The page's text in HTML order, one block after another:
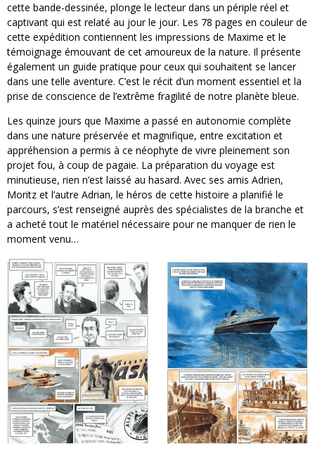
cette bande-dessinée, plonge le lecteur dans un périple réel et
captivant qui est relaté au jour le jour. Les 78 pages en couleur de
cette expédition contiennent les impressions de Maxime et le
témoignage émouvant de cet amoureux de la nature. Il présente
également un guide pratique pour ceux qui souhaitent se lancer
dans une telle aventure. C’est le récit d’un moment essentiel et la
prise de conscience de l’extrême fragilité de notre planète bleue.
Les quinze jours que Maxime a passé en autonomie complète
dans une nature préservée et magnifique, entre excitation et
appréhension a permis à ce néophyte de vivre pleinement son
projet fou, à coup de pagaie. La préparation du voyage est
minutieuse, rien n’est laissé au hasard. Avec ses amis Adrien,
Moritz et l’autre Adrian, le héros de cette histoire a planifié le
parcours, s’est renseigné auprès des spécialistes de la branche et
a acheté tout le matériel nécessaire pour ne manquer de rien le
moment venu…